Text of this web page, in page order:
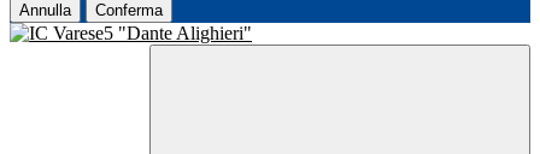
Annulla Conferma